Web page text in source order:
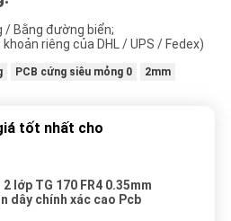
/ Bằng đường biển;
riêng của DHL / UPS / Fedex)
PCB cứng siêu mỏng 0 2mm
tốt nhất cho
2 lớp TG 170 FR4 0.35mm
dây chính xác cao Pcb